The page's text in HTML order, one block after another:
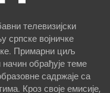
телевизијски
српске војничке
Примарни циљ
обрађује теме
садржаје са
Кроз своје емисије,